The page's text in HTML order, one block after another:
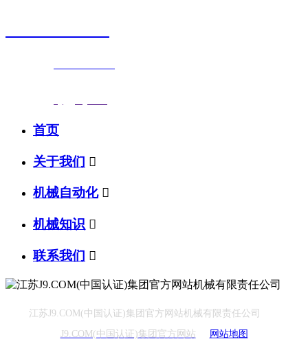
首页
关于我们 
机械自动化 
机械知识 
联系我们 
江苏J9.COM(中国认证)集团官方网站机械有限责任公司
J9.COM(中国认证)集团官方网站
网站地图